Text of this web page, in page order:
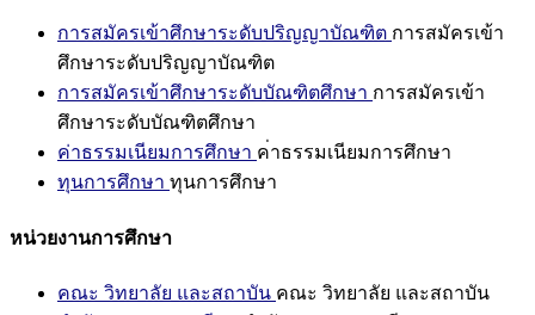
การสมัครเข้าศึกษาระดับปริญญาบัณฑิต การสมัครเข้า
ศึกษาระดับปริญญาบัณฑิต
การสมัครเข้าศึกษาระดับบัณฑิตศึกษา การสมัครเข้า
ศึกษาระดับบัณฑิตศึกษา
ค่าธรรมเนียมการศึกษา ค่าธรรมเนียมการศึกษา
ทุนการศึกษา ทุนการศึกษา
หน่วยงานการศึกษา
คณะ วิทยาลัย และสถาบัน คณะ วิทยาลัย และสถาบัน